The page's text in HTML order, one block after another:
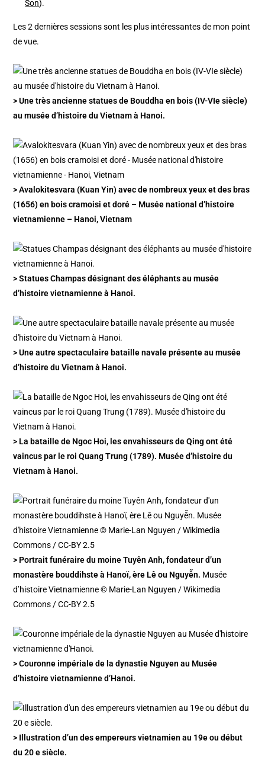
Son).
Les 2 dernières sessions sont les plus intéressantes de mon point
de vue.
> Une très ancienne statues de Bouddha en bois (IV-VIe siècle)
au musée d’histoire du Vietnam à Hanoi.
> Avalokitesvara (Kuan Yin) avec de nombreux yeux et des bras
(1656) en bois cramoisi et doré – Musée national d’histoire
vietnamienne – Hanoi, Vietnam
> Statues Champas désignant des éléphants au musée
d’histoire vietnamienne à Hanoi.
> Une autre spectaculaire bataille navale présente au musée
d’histoire du Vietnam à Hanoi.
> La bataille de Ngoc Hoi, les envahisseurs de Qing ont été
vaincus par le roi Quang Trung (1789). Musée d’histoire du
Vietnam à Hanoi.
> Portrait funéraire du moine Tuyên Anh, fondateur d’un
monastère bouddihste à Hanoï, ère Lê ou Nguyễn. Musée
d’histoire Vietnamienne © Marie-Lan Nguyen / Wikimedia
Commons / CC-BY 2.5
> Couronne impériale de la dynastie Nguyen au Musée
d’histoire vietnamienne d’Hanoi.
> Illustration d’un des empereurs vietnamien au 19e ou début
du 20 e siècle.